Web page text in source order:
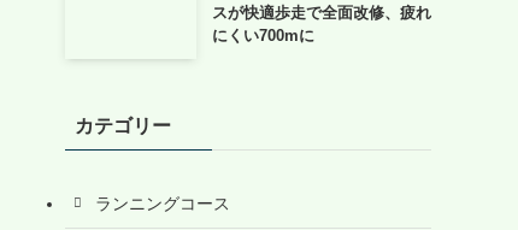
スが快適歩走で全面改修、疲れ
にくい700mに
カテゴリー
ランニングコース